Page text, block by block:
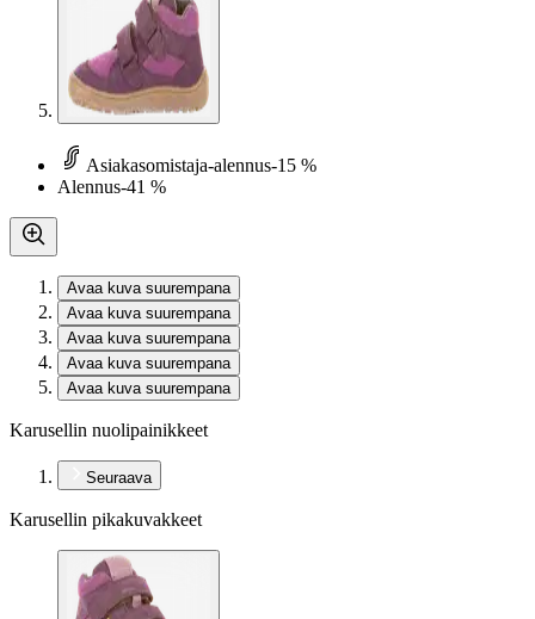
Asiakasomistaja-alennus-15 %
Alennus-41 %
Avaa kuva suurempana
Avaa kuva suurempana
Avaa kuva suurempana
Avaa kuva suurempana
Avaa kuva suurempana
Karusellin nuolipainikkeet
Seuraava
Karusellin pikakuvakkeet